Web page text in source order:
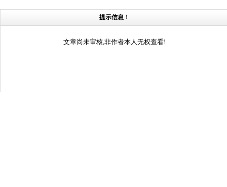
提示信息！
文章尚未审核,非作者本人无权查看!